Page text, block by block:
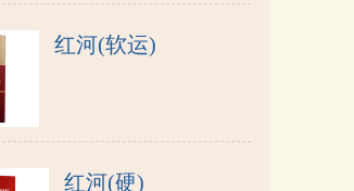
红河(软运)
红河(硬)